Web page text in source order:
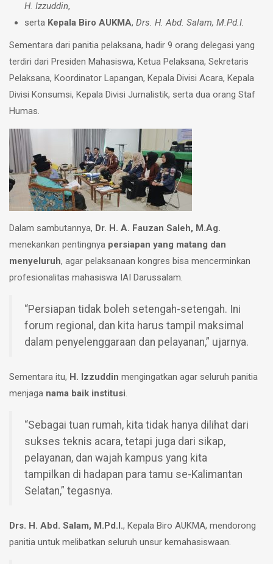
H. Izzuddin,
serta Kepala Biro AUKMA, Drs. H. Abd. Salam, M.Pd.I.
Sementara dari panitia pelaksana, hadir 9 orang delegasi yang
terdiri dari Presiden Mahasiswa, Ketua Pelaksana, Sekretaris
Pelaksana, Koordinator Lapangan, Kepala Divisi Acara, Kepala
Divisi Konsumsi, Kepala Divisi Jurnalistik, serta dua orang Staf
Humas.
Dalam sambutannya, Dr. H. A. Fauzan Saleh, M.Ag.
menekankan pentingnya persiapan yang matang dan
menyeluruh, agar pelaksanaan kongres bisa mencerminkan
profesionalitas mahasiswa IAI Darussalam.
“Persiapan tidak boleh setengah-setengah. Ini
forum regional, dan kita harus tampil maksimal
dalam penyelenggaraan dan pelayanan,” ujarnya.
Sementara itu, H. Izzuddin mengingatkan agar seluruh panitia
menjaga nama baik institusi.
“Sebagai tuan rumah, kita tidak hanya dilihat dari
sukses teknis acara, tetapi juga dari sikap,
pelayanan, dan wajah kampus yang kita
tampilkan di hadapan para tamu se-Kalimantan
Selatan,” tegasnya.
Drs. H. Abd. Salam, M.Pd.I., Kepala Biro AUKMA, mendorong
panitia untuk melibatkan seluruh unsur kemahasiswaan.